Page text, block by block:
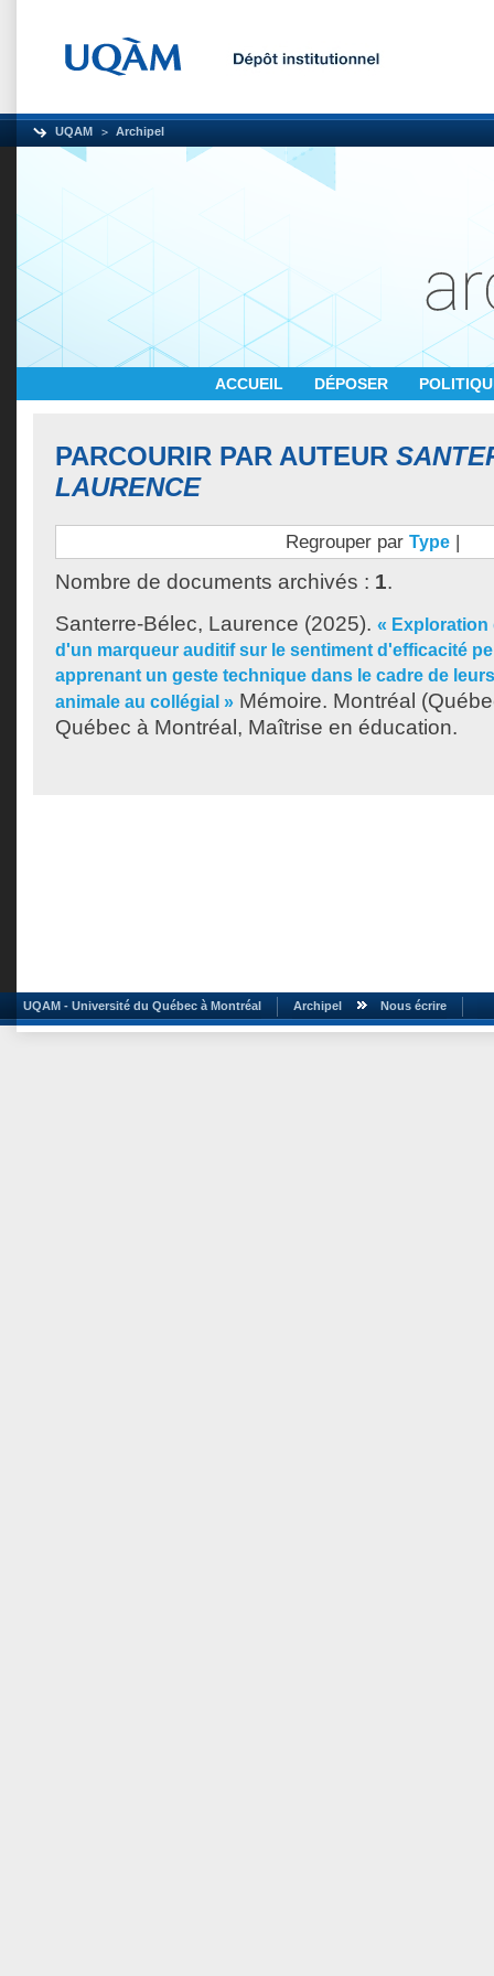
UQAM Archipel
ACCUEIL DÉPOSER
PARCOURIR PAR AUTEUR
LAURENCE
Regrouper par Type |
Nombre de documents archivés : 1.
Santerre-Bélec, Laurence (2025). « Exploration
d'un marqueur auditif sur le sentiment d'efficacité
apprenant un geste technique dans le cadre de
animale au collégial » Mémoire. Montréal
Québec à Montréal, Maîtrise en éducation.
UQAM - Université du Québec à Montréal Archipel Nous écrire